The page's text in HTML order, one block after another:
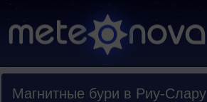
Магнитные бури в Риу-Слару